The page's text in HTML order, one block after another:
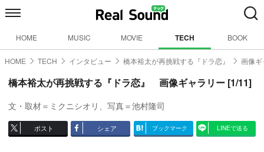
HOME MUSIC MOVIE TECH BOOK
HOME TECH インタビュー 橋本裕太が再挑戦する『ドラ恋』 画像
橋本裕太が再挑戦する『ドラ恋』 画像ギャラリー [1/11]
文・取材＝ミクニシオリ、写真＝池村隆司
ポスト シェア ブックマーク LINEで送る